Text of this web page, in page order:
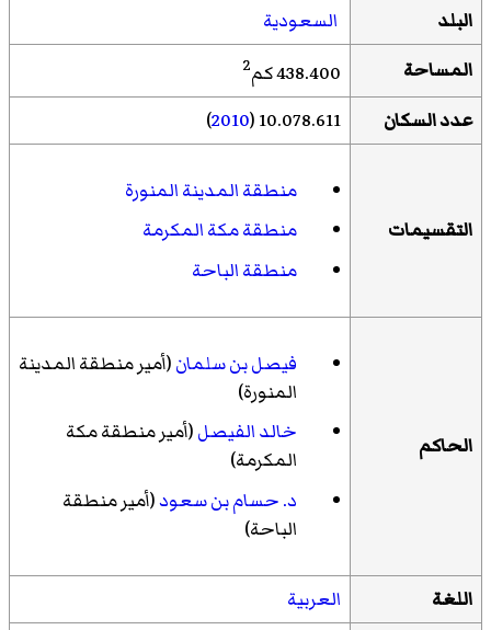
البلد
السعودية
المساحة
438.400 كم 2
عدد السكان 10.078.611 (
2010
)
التقسيمات
منطقة المدينة المنورة
منطقة مكة المكرمة
منطقة الباحة
الحاكم
فيصل بن سلمان(أمير منطقة المدينة
المنورة)
خالد الفيصل(أمير منطقة مكة
المكرمة)
د. حسام بن سعود(أمير منطقة
الباحة)
اللغة
العربية